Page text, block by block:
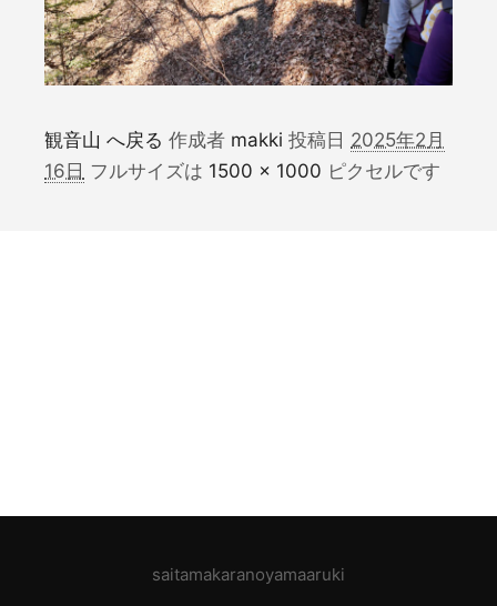
観音山 へ戻る 作成者 makki 投稿日 2025年2月
16日 フルサイズは 1500 × 1000 ピクセルです
saitamakaranoyamaaruki